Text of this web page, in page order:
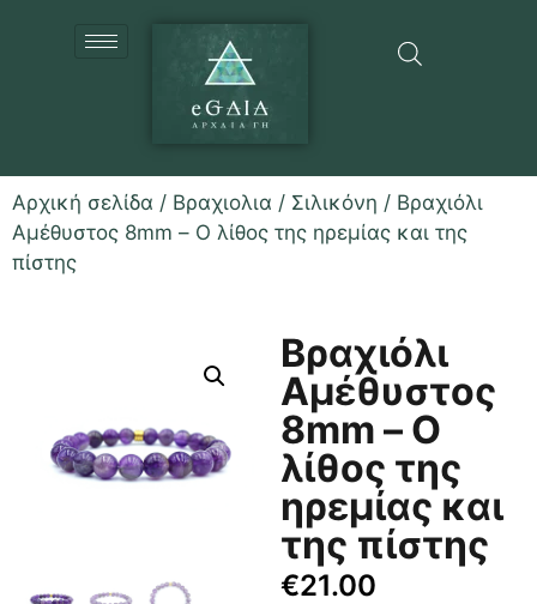
Αρχική σελίδα / Βραχιολια / Σιλικόνη / Βραχιόλι
Αμέθυστος 8mm – Ο λίθος της ηρεμίας και της
πίστης
Βραχιόλι
Αμέθυστος
8mm – Ο
λίθος της
ηρεμίας και
της πίστης
€21.00